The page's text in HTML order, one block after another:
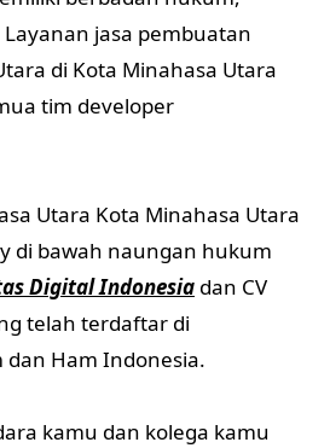
jasa pembuatan
di Kota Minahasa Utara
tim developer
Utara Kota Minahasa Utara
di bawah naungan hukum
Digital Indonesia dan CV
telah terdaftar di
Ham Indonesia.
kamu dan kolega kamu